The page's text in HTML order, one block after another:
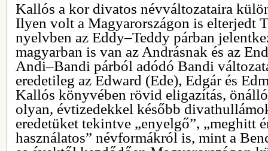
Kallós a kor divatos névváltozataira
Ilyen volt a Magyarországon is elterjedt
nyelvben az Eddy–Teddy párban
magyarban is van az Andrásnak és az
Andi–Bandi párból adódó Bandi
eredetileg az Edward (Ede), Edgár és
Kallós könyvében rövid eligazítás,
olyan, évtizedekkel később
eredetüket tekintve „enyelgő”, „meghitt
használatos” névformákról is, mint a